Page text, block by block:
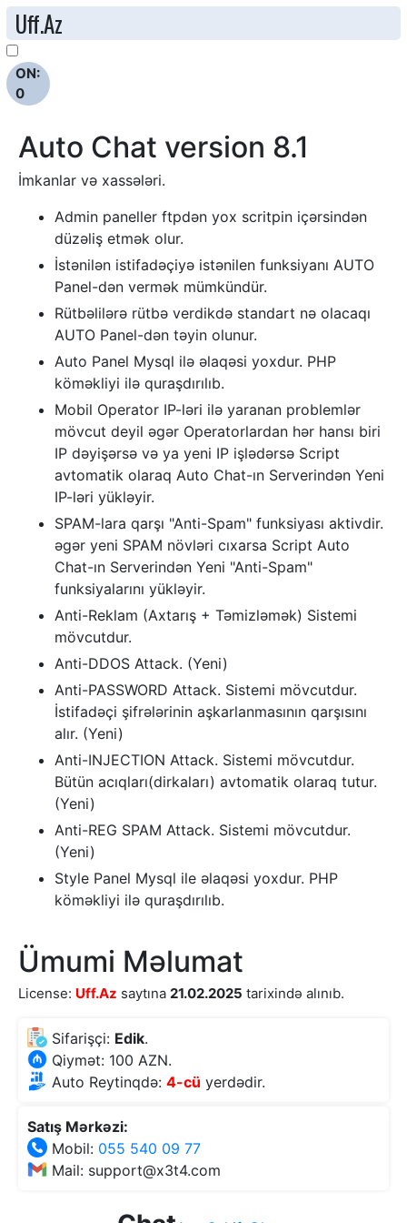
Uff.Az
ON:
0
Auto Chat version 8.1
İmkanlar və xassələri.
Admin paneller ftpdən yox scritpin içərsindən
düzəliş etmək olur.
İstənilən istifadəçiyə istənilen funksiyanı AUTO
Panel-dən vermək mümkündür.
Rütbəlilərə rütbə verdikdə standart nə olacaqı
AUTO Panel-dən təyin olunur.
Auto Panel Mysql ilə əlaqəsi yoxdur. PHP
köməkliyi ilə quraşdırılıb.
Mobil Operator IP-ləri ilə yaranan problemlər
mövcut deyil əgər Operatorlardan hər hansı biri
IP dəyişərsə və ya yeni IP işlədərsə Script
avtomatik olaraq Auto Chat-ın Serverindən Yeni
IP-ləri yükləyir.
SPAM-lara qarşı "Anti-Spam" funksiyası aktivdir.
əgər yeni SPAM növləri cıxarsa Script Auto
Chat-ın Serverindən Yeni "Anti-Spam"
funksiyalarını yükləyir.
Anti-Reklam (Axtarış + Təmizləmək) Sistemi
mövcutdur.
Anti-DDOS Attack. (Yeni)
Anti-PASSWORD Attack. Sistemi mövcutdur.
İstifadəçi şifrələrinin aşkarlanmasının qarşısını
alır. (Yeni)
Anti-INJECTION Attack. Sistemi mövcutdur.
Bütün acıqları(dirkaları) avtomatik olaraq tutur.
(Yeni)
Anti-REG SPAM Attack. Sistemi mövcutdur.
(Yeni)
Style Panel Mysql ile əlaqəsi yoxdur. PHP
köməkliyi ilə quraşdırılıb.
Ümumi Məlumat
License: Uff.Az saytına 21.02.2025 tarixində alınıb.
Sifarişçi: Edik.
Qiymət: 100 AZN.
Auto Reytinqdə: 4-cü yerdədir.
Satış Mərkəzi:
Mobil: 055 540 09 77
Mail: support@x3t4.com